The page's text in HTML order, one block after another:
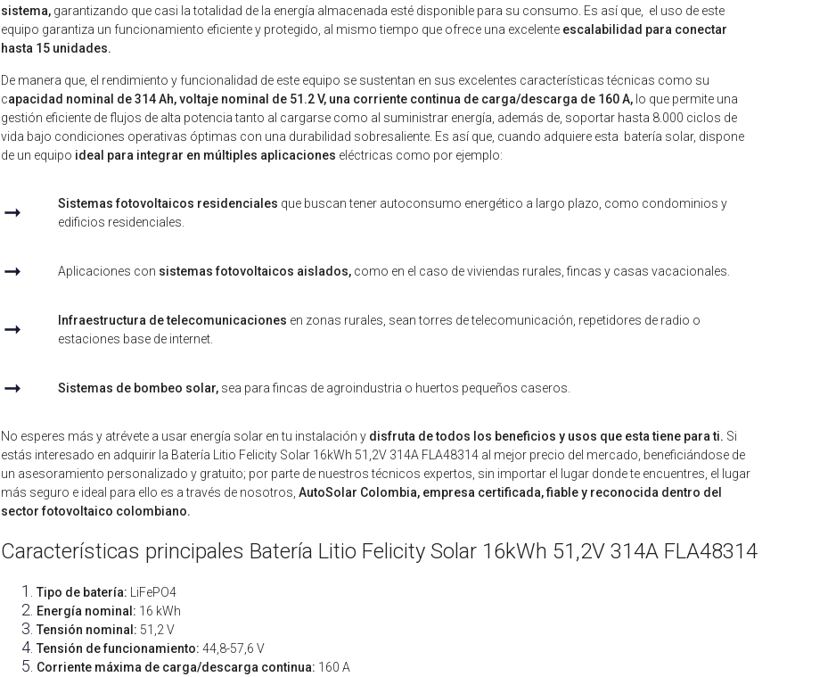
sistema, garantizando que casi la totalidad de la energía almacenada esté disponible para su consumo. Es así que, el uso de este
equipo garantiza un funcionamiento eficiente y protegido, al mismo tiempo que ofrece una excelente escalabilidad para conectar
hasta 15 unidades.
De manera que, el rendimiento y funcionalidad de este equipo se sustentan en sus excelentes características técnicas como su
capacidad nominal de 314 Ah, voltaje nominal de 51.2 V, una corriente continua de carga/descarga de 160 A, lo que permite una
gestión eficiente de flujos de alta potencia tanto al cargarse como al suministrar energía, además de, soportar hasta 8.000 ciclos de
vida bajo condiciones operativas óptimas con una durabilidad sobresaliente. Es así que, cuando adquiere esta batería solar, dispone
de un equipo ideal para integrar en múltiples aplicaciones eléctricas como por ejemplo:
➞ Sistemas fotovoltaicos residenciales que buscan tener autoconsumo energético a largo plazo, como condominios y
edificios residenciales.
➞ Aplicaciones con sistemas fotovoltaicos aislados, como en el caso de viviendas rurales, fincas y casas vacacionales.
➞ Infraestructura de telecomunicaciones en zonas rurales, sean torres de telecomunicación, repetidores de radio o
estaciones base de internet.
➞ Sistemas de bombeo solar, sea para fincas de agroindustria o huertos pequeños caseros.
No esperes más y atrévete a usar energía solar en tu instalación y disfruta de todos los beneficios y usos que esta tiene para ti. Si
estás interesado en adquirir la Batería Litio Felicity Solar 16kWh 51,2V 314A FLA48314 al mejor precio del mercado, beneficiándose de
un asesoramiento personalizado y gratuito; por parte de nuestros técnicos expertos, sin importar el lugar donde te encuentres, el lugar
más seguro e ideal para ello es a través de nosotros, AutoSolar Colombia, empresa certificada, fiable y reconocida dentro del
sector fotovoltaico colombiano.
Características principales Batería Litio Felicity Solar 16kWh 51,2V 314A FLA48314
Tipo de batería:
LiFePO4
Energía nominal: 16 kWh
Tensión nominal: 51,2 V
Tensión de funcionamiento: 44,8-57,6 V
Corriente máxima de carga/descarga continua: 160 A